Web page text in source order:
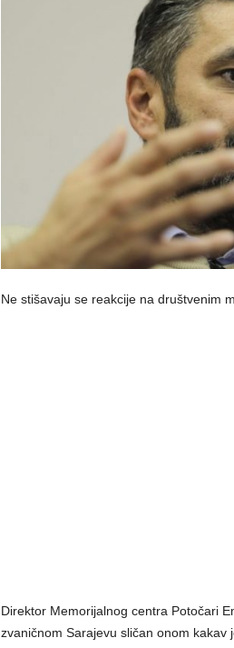
Ne stišavaju se reakcije na društvenim
Direktor Memorijalnog centra Potočari
zvaničnom Sarajevu sličan onom kakav